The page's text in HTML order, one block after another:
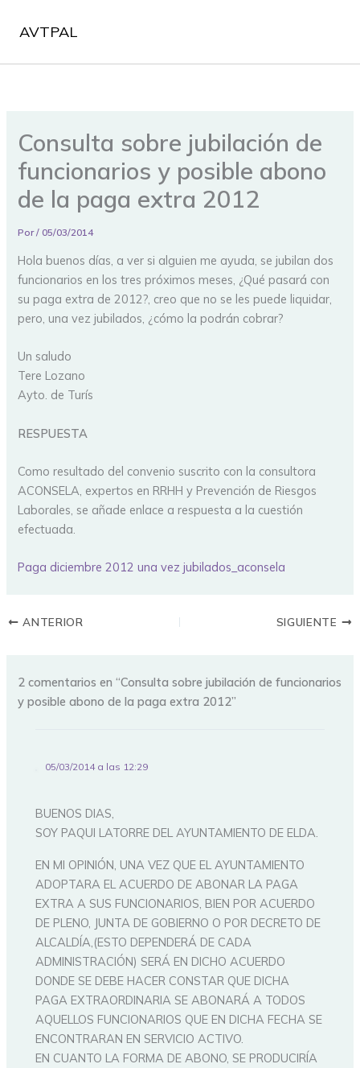
AVTPAL
Consulta sobre jubilación de
funcionarios y posible abono
de la paga extra 2012
Por/ 05/03/2014
Hola buenos días, a ver si alguien me ayuda, se jubilan dos
funcionarios en los tres próximos meses, ¿Qué pasará con
su paga extra de 2012?, creo que no se les puede liquidar,
pero, una vez jubilados, ¿cómo la podrán cobrar?
Un saludo
Tere Lozano
Ayto. de Turís
RESPUESTA
Como resultado del convenio suscrito con la consultora
ACONSELA, expertos en RRHH y Prevención de Riesgos
Laborales, se añade enlace a respuesta a la cuestión
efectuada.
Paga diciembre 2012 una vez jubilados_aconsela
ANTERIOR SIGUIENTE
2 comentarios en “Consulta sobre jubilación de funcionarios
y posible abono de la paga extra 2012”
05/03/2014 a las 12:29
BUENOS DIAS,
SOY PAQUI LATORRE DEL AYUNTAMIENTO DE ELDA.
EN MI OPINIÓN, UNA VEZ QUE EL AYUNTAMIENTO
ADOPTARA EL ACUERDO DE ABONAR LA PAGA
EXTRA A SUS FUNCIONARIOS, BIEN POR ACUERDO
DE PLENO, JUNTA DE GOBIERNO O POR DECRETO DE
ALCALDÍA,(ESTO DEPENDERÁ DE CADA
ADMINISTRACIÓN) SERÁ EN DICHO ACUERDO
DONDE SE DEBE HACER CONSTAR QUE DICHA
PAGA EXTRAORDINARIA SE ABONARÁ A TODOS
AQUELLOS FUNCIONARIOS QUE EN DICHA FECHA SE
ENCONTRARAN EN SERVICIO ACTIVO.
EN CUANTO LA FORMA DE ABONO, SE PRODUCIRÍA